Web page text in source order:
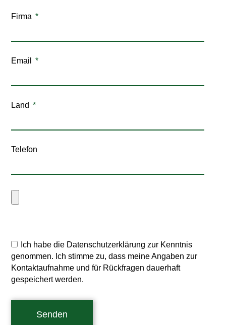
Firma
Email
Land
Telefon
Ich habe die Datenschutzerklärung zur Kenntnis
genommen. Ich stimme zu, dass meine Angaben zur
Kontaktaufnahme und für Rückfragen dauerhaft
gespeichert werden.
Senden